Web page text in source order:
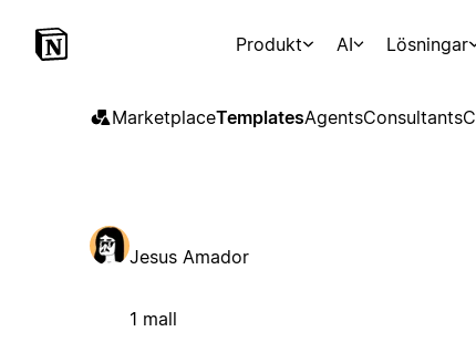
Produkt AI Lösningar
MarketplaceTemplatesAgentsConsultants
Jesus Amador
1 mall